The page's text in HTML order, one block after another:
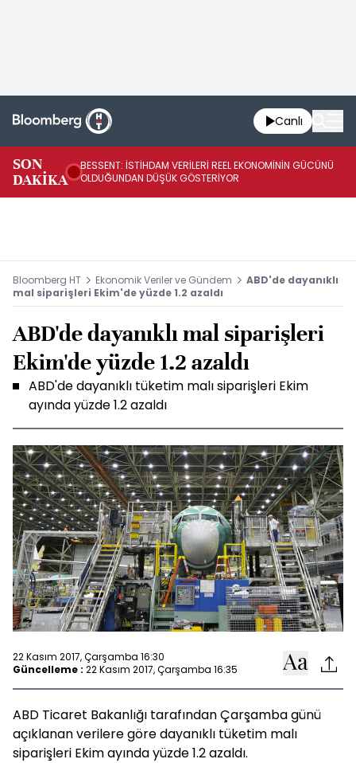
Canlı
SON
DAKİKA
BESSENT: İSTİHDAM VERİLERİ REEL EKONOMİNİN GÜCÜNÜ
OLDUĞUNDAN DÜŞÜK GÖSTERİYOR
Bloomberg HT Ekonomik Veriler ve Gündem
ABD'de dayanıklı
mal siparişleri Ekim'de yüzde 1.2 azaldı
ABD'de dayanıklı mal siparişleri
Ekim'de yüzde 1.2 azaldı
ABD'de dayanıklı tüketim malı siparişleri Ekim
ayında yüzde 1.2 azaldı
22 Kasım 2017, Çarşamba 16:30
Güncelleme : 22 Kasım 2017, Çarşamba 16:35
ABD Ticaret Bakanlığı tarafından Çarşamba günü
açıklanan verilere göre dayanıklı tüketim malı
siparişleri Ekim ayında yüzde 1.2 azaldı.